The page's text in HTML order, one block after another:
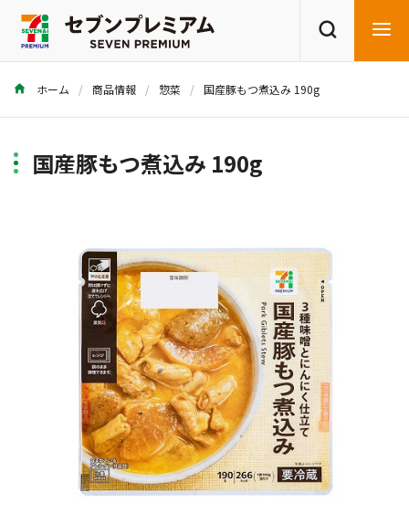
商品を探す レシピを探す
ホーム 商品情報 惣菜 国産豚もつ煮込み 190g
国産豚もつ煮込み 190g